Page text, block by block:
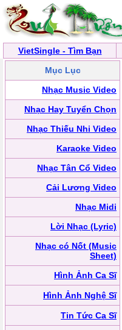
VietSingle - Tìm Bạn
Mục Lục
Nhạc Music Video
Nhạc Hay Tuyển Chọn
Nhạc Thiếu Nhi Video
Karaoke Video
Nhạc Tân Cổ Video
Cải Lương Video
Nhạc Midi
Lời Nhạc (Lyric)
Nhạc có Nốt (Music
Sheet)
Hình Ảnh Ca Sĩ
Hình Ảnh Nghệ Sĩ
Tin Tức Ca Sĩ